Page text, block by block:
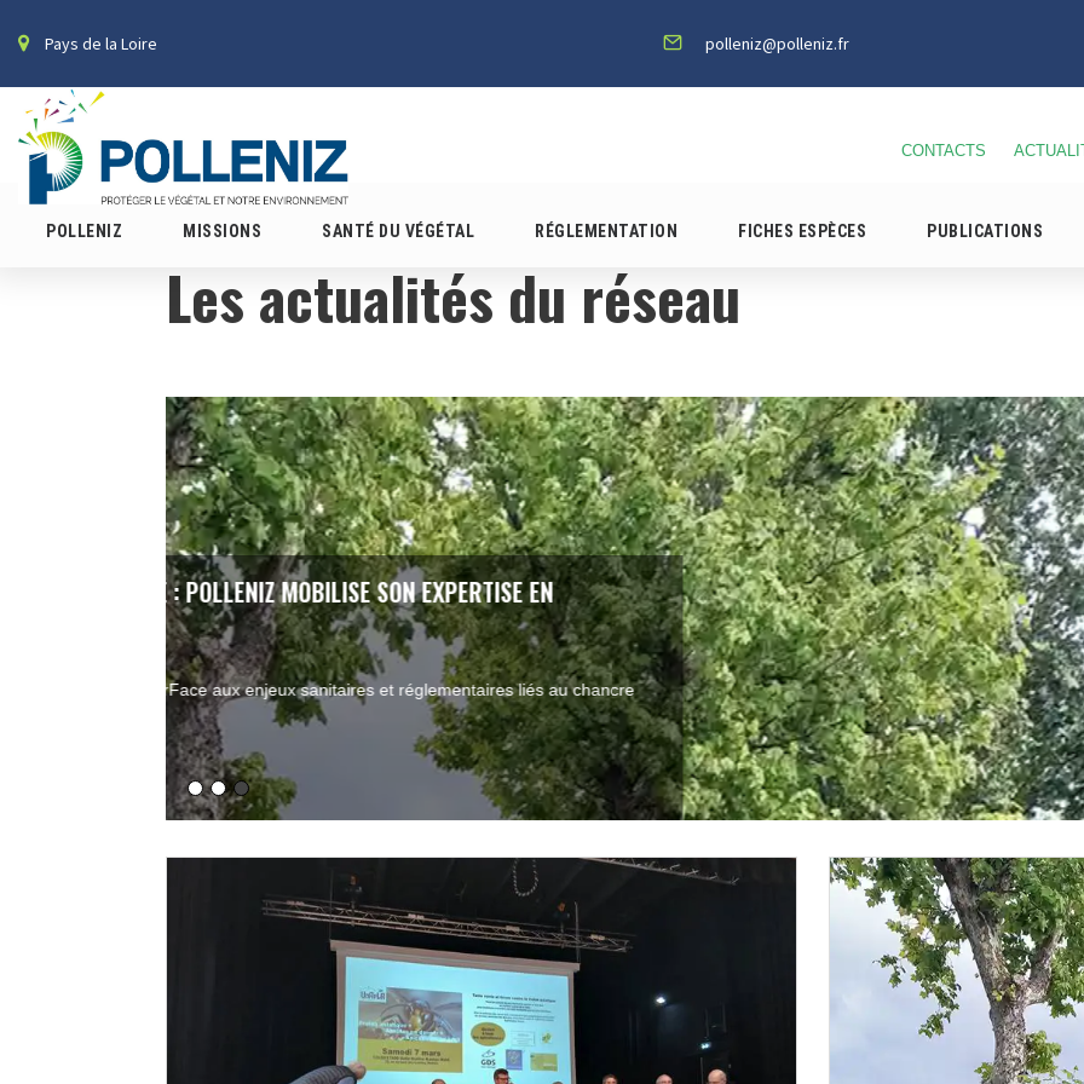
Pays de la Loire polleniz@polleniz.fr
CONTACTS
POLLENIZ MISSIONS SANTÉ DU VÉGÉTAL RÉGLEMENTATION FICHES ESPÈCES PUBLICATIONS
Les actualités du réseau
LE CHANCRE COLORÉ DU PLATANE : UN ENJEU SANITAIRE ET RÉGLEMENTAIRE MAJEUR
16 JANVIER 2026
Une maladie fongique et mortelle pour le plataneLe chancre coloré du platane est une maladie grave
causée par un champignon...
Read More